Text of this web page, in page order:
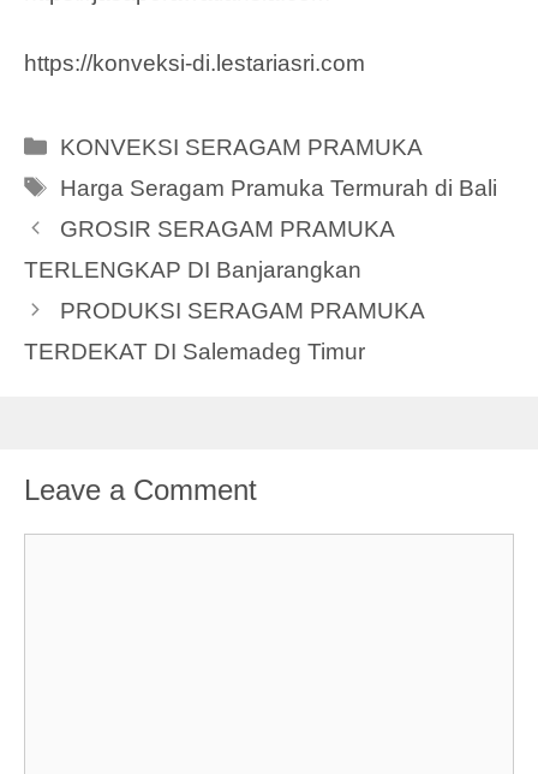
https://konveksi-di.lestariasri.com
Categories
KONVEKSI SERAGAM PRAMUKA
Tags
Harga Seragam Pramuka Termurah di Bali
GROSIR SERAGAM PRAMUKA
TERLENGKAP DI Banjarangkan
PRODUKSI SERAGAM PRAMUKA
TERDEKAT DI Salemadeg Timur
Leave a Comment